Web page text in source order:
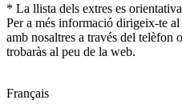
* La llista dels extres es
Per a més informació dirigeix-te
amb nosaltres a través del telèfon
trobaràs al peu de la web.
Français